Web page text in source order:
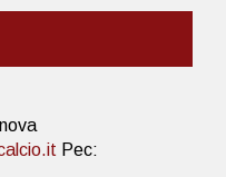
Pec: